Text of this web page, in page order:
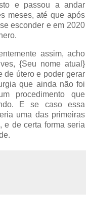
e passou a andar
meses, até que após
esconder e em 2020
assim, acho
{Seu nome atual}
de útero e poder gerar
que ainda não foi
procedimento que
E se caso essa
uma das primeiras
e de certa forma seria